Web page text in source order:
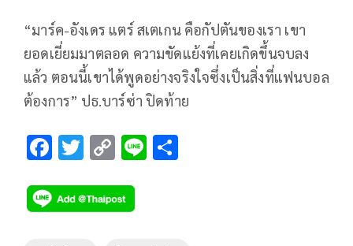
“มาร์ค-อังเดร แตร์ สเตเกน คือกัปตันของเรา เขา
ยอดเยี่ยมมาตลอด ความขัดแย้งที่เคยเกิดขึ้นจบลง
แล้ว ตอนนี้เขาได้พูดอย่างจริงใจซึ่งเป็นสิ่งที่แฟนบอล
ต้องการ” ปธ.บาร์ซ่า ปิดท้าย
F
e
b
T
tt
er
C
p
y
Li